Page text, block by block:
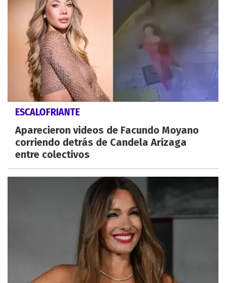
ESCALOFRIANTE
Aparecieron videos de Facundo Moyano
corriendo detrás de Candela Arizaga
entre colectivos